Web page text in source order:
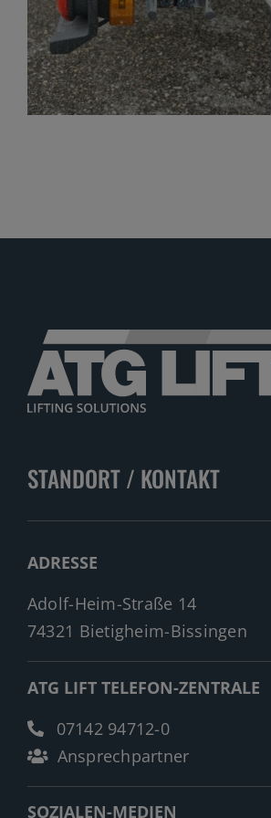
STANDORT / KONTAKT
ADRESSE
Adolf-Heim-Straße 14
74321 Bietigheim-Bissingen
ATG LIFT TELEFON-ZENTRALE
07142 94712-0
Ansprechpartner
SOZIALEN-MEDIEN